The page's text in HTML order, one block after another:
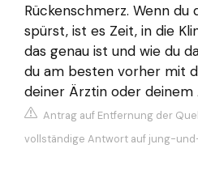
Rückenschmerz. Wenn
spürst, ist es Zeit, in die
das genau ist und wie du
du am besten vorher mit
deiner Ärztin oder deinem
Antrag auf Entfernung der
vollständige Antwort auf jung-